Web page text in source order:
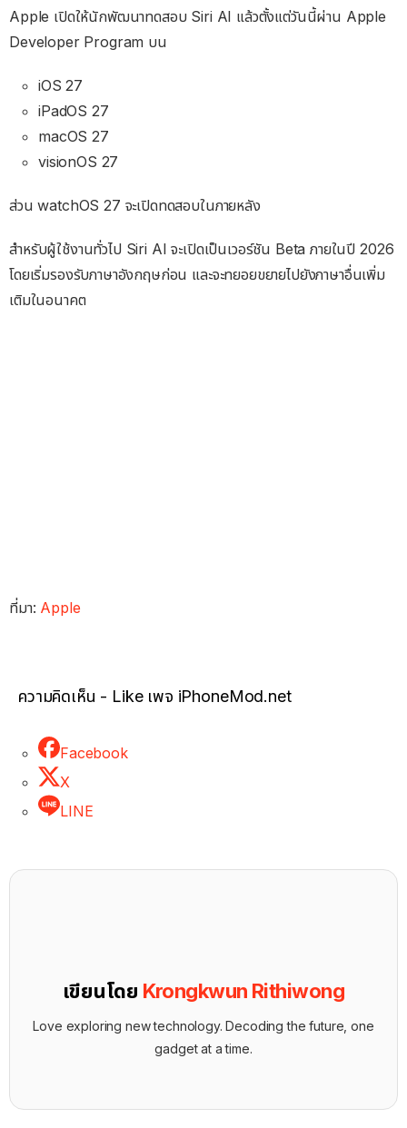
Apple เปิดให้นักพัฒนาทดสอบ Siri AI แล้วตั้งแต่วันนี้ผ่าน Apple
Developer Program บน
iOS 27
iPadOS 27
macOS 27
visionOS 27
ส่วน watchOS 27 จะเปิดทดสอบในภายหลัง
สำหรับผู้ใช้งานทั่วไป Siri AI จะเปิดเป็นเวอร์ชัน Beta ภายในปี 2026
โดยเริ่มรองรับภาษาอังกฤษก่อน และจะทยอยขยายไปยังภาษาอื่นเพิ่ม
เติมในอนาคต
ที่มา: Apple
ความคิดเห็น - Like เพจ iPhoneMod.net
Facebook
X
LINE
เขียนโดย Krongkwun Rithiwong
Love exploring new technology. Decoding the future, one
gadget at a time.